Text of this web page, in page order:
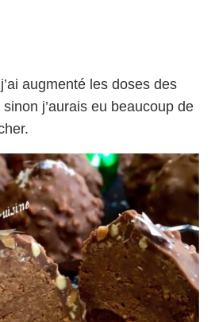
augmenté les doses des
j’aurais eu beaucoup de